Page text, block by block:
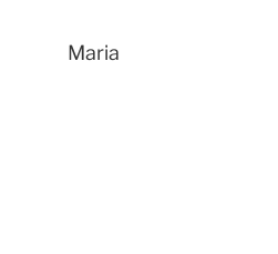
Maria